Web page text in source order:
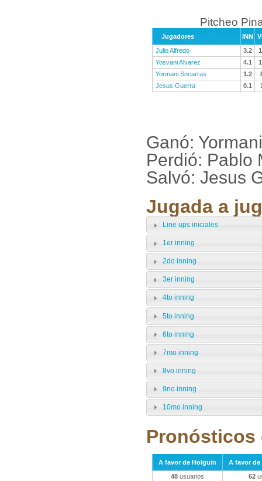
Pitcheo
Jugadores INN
Julio Alfredo
3.2
Yosvani Alvarez
4.1
Yormani Socarras
1.2
Jesus Guerra
0.1
Ganó:
Perdió: Pablo
Salvó: Jesus
Jugada a
Line ups iniciales
1er inning
2do inning
3er inning
4to inning
5to inning
6to inning
7mo inning
8vo inning
9no inning
10mo inning
Pronósticos
A favor de Holguin
A favor de
48 usuarios 62